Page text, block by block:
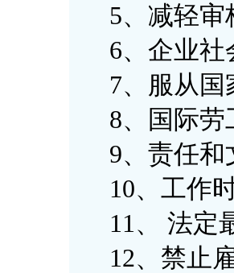
5、减轻审
6、企业社
7、服从国
8、国际劳
9、责任和
10、工作
11、 法定
12、禁止